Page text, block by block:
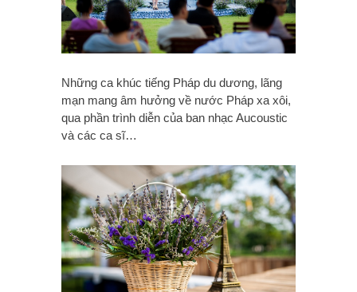
Những ca khúc tiếng Pháp du dương, lãng
mạn mang âm hưởng về nước Pháp xa xôi,
qua phần trình diễn của ban nhạc Aucoustic
và các ca sĩ…